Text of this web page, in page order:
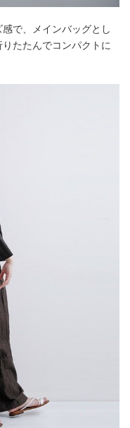
で、メインバッグとし
たたんでコンパクトに